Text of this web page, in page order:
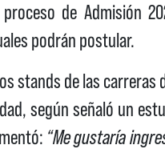
de Admisión
podrán postular.
de las carreras
según señaló un
“Me gustaría